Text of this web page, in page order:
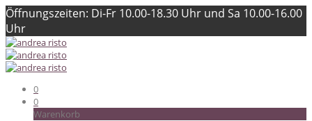
Öffnungszeiten: Di-Fr 10.00-18.30 Uhr und Sa 10.00-16.00
Uhr
0
0
Warenkorb